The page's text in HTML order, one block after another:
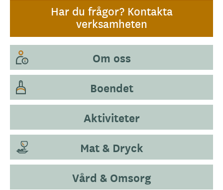
Har du frågor? Kontakta
verksamheten
Om oss
Boendet
Aktiviteter
Mat & Dryck
Vård & Omsorg